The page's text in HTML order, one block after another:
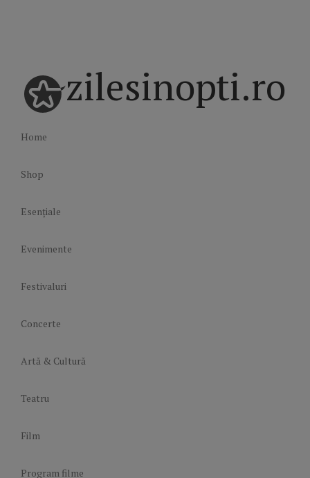
zilesinopti.ro
Home
Shop
Esențiale
Evenimente
Festivaluri
Concerte
Artă & Cultură
Teatru
Film
Program filme